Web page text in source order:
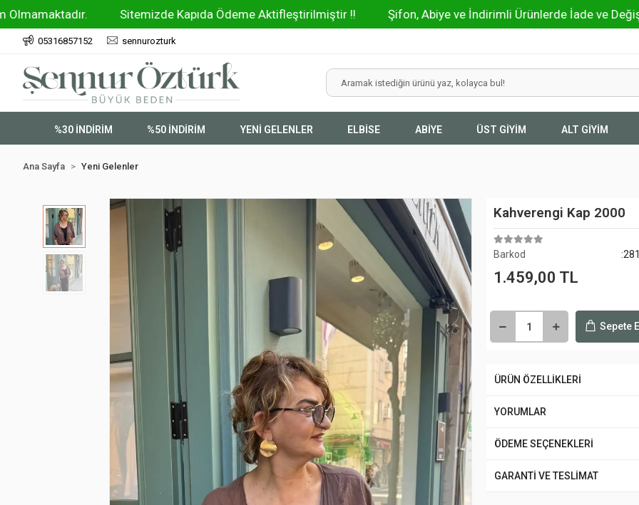
Sitemizde Kapıda Ödeme Aktifleştirilmiştir !! Şifon, Abiye ve İndirimli Ürünlerde İade ve Değişim
05316857152 sennurozturk
%30 İNDİRİM %50 İNDİRİM YENİ GELENLER ELBİSE ABİYE ÜST GİYİM ALT GİYİM
Ana Sayfa Yeni Gelenler
Kahverengi Kap 2000
Barkod
1.459,00 TL
Sepete
ÜRÜN ÖZELLİKLERİ
YORUMLAR
ÖDEME SEÇENEKLERİ
GARANTİ VE TESLİMAT